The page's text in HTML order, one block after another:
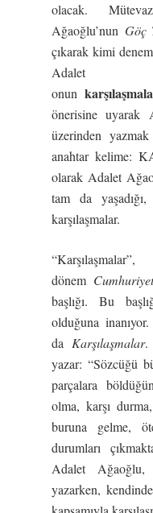
olacak.
Ağaoğlu’nun Göç
çıkarak kimi
Adalet
onun
önerisine uyarak
üzerinden
anahtar kelime:
olarak Adalet
tam da yaşadığı,
karşılaşmalar.
dönem
başlığı. Bu
olduğuna
da Karşılaşmalar.
yazar: “Sözcüğü
parçalara
olma, karşı
buruna gelme,
durumları
Adalet Ağaoğlu,
yazarken,